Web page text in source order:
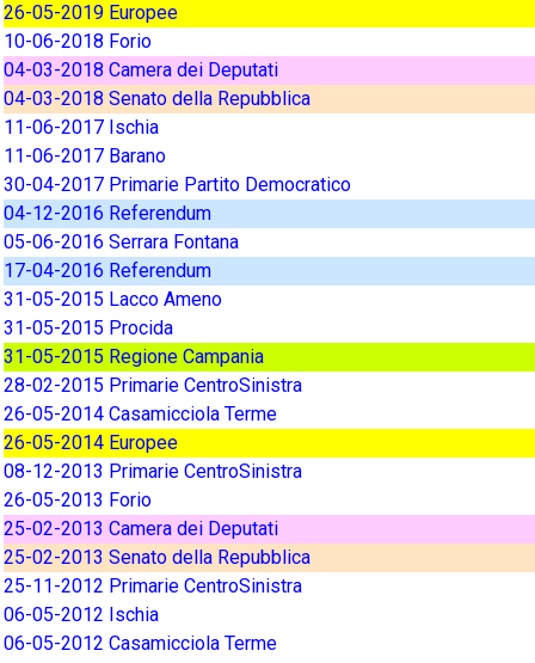
26-05-2019 Europee
10-06-2018 Forio
04-03-2018 Camera dei Deputati
04-03-2018 Senato della Repubblica
11-06-2017 Ischia
11-06-2017 Barano
30-04-2017 Primarie Partito Democratico
04-12-2016 Referendum
05-06-2016 Serrara Fontana
17-04-2016 Referendum
31-05-2015 Lacco Ameno
31-05-2015 Procida
31-05-2015 Regione Campania
28-02-2015 Primarie CentroSinistra
26-05-2014 Casamicciola Terme
26-05-2014 Europee
08-12-2013 Primarie CentroSinistra
26-05-2013 Forio
25-02-2013 Camera dei Deputati
25-02-2013 Senato della Repubblica
25-11-2012 Primarie CentroSinistra
06-05-2012 Ischia
06-05-2012 Casamicciola Terme